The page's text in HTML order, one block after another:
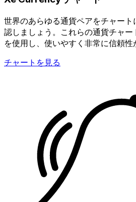
世界のあらゆる通貨ペアをチャー
認しましょう。これらの通貨チャー
を使用し、使いやすく非常に信頼性
チャートを見る